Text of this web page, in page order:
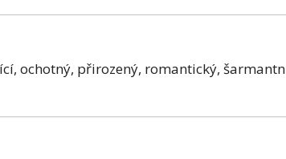
ochotný, přirozený, romantický,